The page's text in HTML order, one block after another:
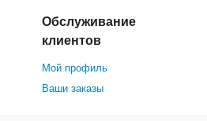
Обслуживание
клиентов
Мой профиль
Ваши заказы